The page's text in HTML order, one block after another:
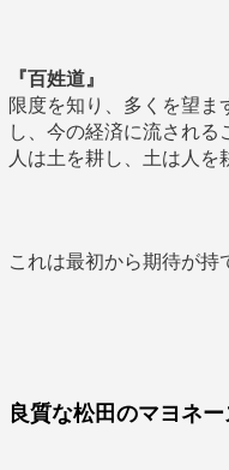
『百姓道』
限度を知り、多くを望ま
し、今の経済に流される
人は土を耕し、土は人を
これは最初から期待が持
良質な松田のマヨネ